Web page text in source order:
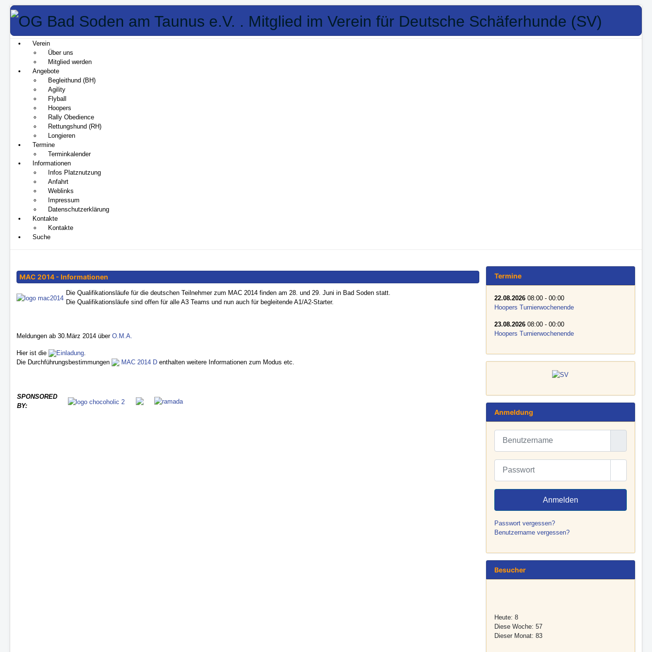
Verein
Über uns
Mitglied werden
Angebote
Begleithund (BH)
Agility
Flyball
Hoopers
Rally Obedience
Rettungshund (RH)
Longieren
Termine
Terminkalender
Informationen
Infos Platznutzung
Anfahrt
Weblinks
Impressum
Datenschutzerklärung
Kontakte
Kontakte
Suche
MAC 2014 - Informationen
Die Qualifikationsläufe für die deutschen Teilnehmer zum MAC 2014 finden am 28. und 29. Juni in Bad Soden statt.
Die Qualifikationsläufe sind offen für alle A3 Teams und nun auch für begleitende A1/A2-Starter.
Meldungen ab 30.März 2014 über O.M.A.
Hier ist die Einladung
Die Durchführungsbestimmungen
MAC 2014 D enthalten weitere Informationen zum Modus etc.
SPONSORED
BY:
Termine
22.08.2026 08:00- 00:00
Hoopers Turnierwochenende
23.08.2026 08:00- 00:00
Hoopers Turnierwochenende
Anmeldung
Benutzername
Anmelden
Passwort vergessen?
Benutzername vergessen?
Besucher
Heute: 8
Diese Woche: 57
Dieser Monat: 83